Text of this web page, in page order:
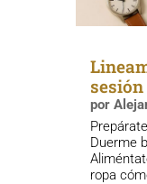
por
Duerme
ropa